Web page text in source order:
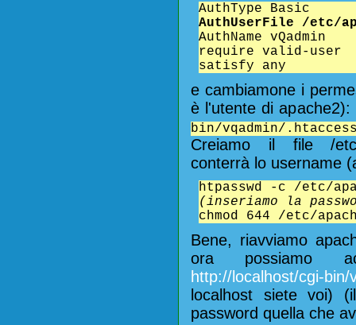
AuthType Basic
AuthUserFile /etc/
AuthName vQadmin
require valid-user
satisfy any
e cambiamone i
è l'utente di apache2):
bin/vqadmin/
Creiamo il file /etc/
conterrà lo username
htpasswd -c /etc/
(inseriamo la
chmod 644 /etc/
Bene, riavviamo
ora possiamo
http://localhost/cgi-
localhost siete voi)
password quella che